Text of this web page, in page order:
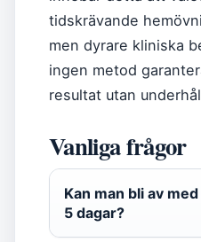
tidskrävande
men dyrare kliniska
ingen metod
resultat utan
Vanliga frågor
Kan man bli av
5 dagar?